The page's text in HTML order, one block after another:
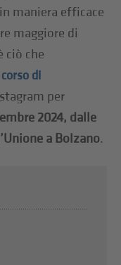
maniera efficace
maggiore di
ciò che
corso di
per
2024, dalle
a Bolzano.